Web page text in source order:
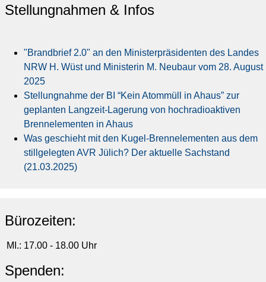
Stellungnahmen & Infos
"Brandbrief 2.0" an den Ministerpräsidenten des Landes
NRW H. Wüst und Ministerin M. Neubaur vom 28. August
2025
Stellungnahme der BI “Kein Atommüll in Ahaus” zur
geplanten Langzeit-Lagerung von hochradioaktiven
Brennelementen in Ahaus
Was geschieht mit den Kugel-Brennelementen aus dem
stillgelegten AVR Jülich? Der aktuelle Sachstand
(21.03.2025)
Bürozeiten:
MI.: 17.00 - 18.00 Uhr
Spenden: